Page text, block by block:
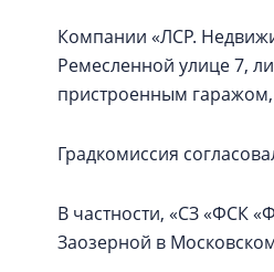
Компании «ЛСР.
Ремесленной улице 7,
пристроенным
Градкомиссия
В частности, «СЗ «ФСК
Заозерной в